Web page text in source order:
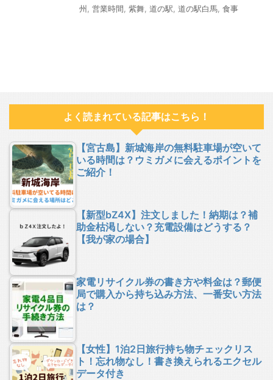
州
営業時間 紫舞 道の駅 道の駅白馬 食事
よく読まれている記事はこちら！
【宮古島】新城海岸の無料駐車場が空いて
いる時間は？ウミガメに会えるポイントを
ご紹介！
【新型bZ4X】注文しました！納期は？補
助金枯渇しない？充電設備はどうする？
【我が家の場合】
家電リサイクル券の書き方や料金は？郵便
局で購入から持ち込み方法、一番安い方法
は？
【女性】1泊2日旅行持ち物チェックリス
ト！忘れ物なし！書き換えられるエクセル
データ付き